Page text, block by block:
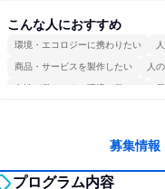
こんな人におすすめ
環境・エコロジーに携わりたい
商品・サービスを製作したい 人
女性が働きやすい環境で働ける
募集情報
プログラム内容